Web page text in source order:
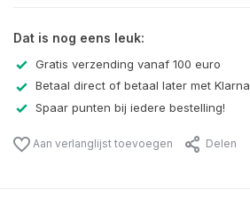
Dat is nog eens leuk:
Gratis verzending vanaf 100 euro
Betaal direct of betaal later met Klarna
Spaar punten bij iedere bestelling!
Aan verlanglijst toevoegen Delen